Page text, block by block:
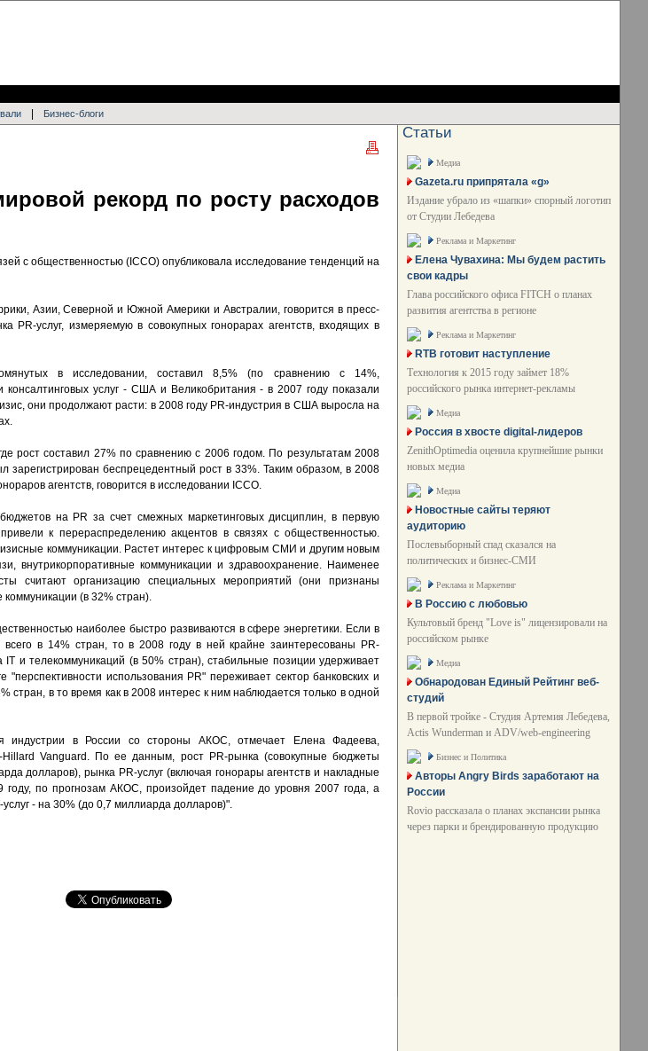
Бизнес-блоги
рекорд по росту расходов
с общественностью (ICCO) опубликовала исследование тенденций на
Азии, Северной и Южной Америки и Австралии, говорится в пресс-
PR-услуг, измеряемую в совокупных гонорарах агентств, входящих в
в исследовании, составил 8,5% (по сравнению с 14%,
услуг - США и Великобритания - в 2007 году показали
они продолжают расти: в 2008 году PR-индустрия в США выросла на
рост составил 27% по сравнению с 2006 годом. По результатам 2008
зарегистрирован беспрецедентный рост в 33%. Таким образом, в 2008
агентств, говорится в исследовании ICCO.
на PR за счет смежных маркетинговых дисциплин, в первую
к перераспределению акцентов в связях с общественностью.
коммуникации. Растет интерес к цифровым СМИ и другим новым
внутрикорпоративные коммуникации и здравоохранение. Наименее
считают организацию специальных мероприятий (они признаны
(в 32% стран).
наиболее быстро развиваются в сфере энергетики. Если в
в 14% стран, то в 2008 году в ней крайне заинтересованы PR-
и телекоммуникаций (в 50% стран), стабильные позиции удерживает
использования PR" переживает сектор банковских и
в то время как в 2008 интерес к ним наблюдается только в одной
индустрии в России со стороны АКОС, отмечает Елена Фадеева,
Hillard Vanguard. По ее данным, рост PR-рынка (совокупные бюджеты
долларов), рынка PR-услуг (включая гонорары агентств и накладные
по прогнозам АКОС, произойдет падение до уровня 2007 года, а
- на 30% (до 0,7 миллиарда долларов)".
Статьи
Медиа
Gazeta.ru припрятала «g»
Издание убрало из «шапки» спорный логотип
от Студии Лебедева
Реклама и Маркетинг
Елена Чувахина: Мы будем растить
свои кадры
Глава российского офиса FITCH о планах
развития агентства в регионе
Реклама и Маркетинг
RTB готовит наступление
Технология к 2015 году займет 18%
российского рынка интернет-рекламы
Медиа
Россия в хвосте digital-лидеров
ZenithOptimedia оценила крупнейшие рынки
новых медиа
Медиа
Новостные сайты теряют
аудиторию
Послевыборный спад сказался на
политических и бизнес-СМИ
Реклама и Маркетинг
В Россию с любовью
Культовый бренд "Love is" лицензировали на
российском рынке
Медиа
Обнародован Единый Рейтинг веб-
студий
В первой тройке - Студия Артемия Лебедева,
Actis Wunderman и ADV/web-engineering
Бизнес и Политика
Авторы Angry Birds заработают на
России
Rovio рассказала о планах экспансии рынка
через парки и брендированную продукцию